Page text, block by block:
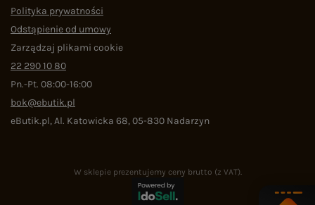
Polityka prywatności
Odstąpienie od umowy
Zarządzaj plikami cookie
22 290 10 80
Pn.-Pt. 08:00-16:00
bok@ebutik.pl
eButik.pl,Al. Katowicka 68,05-830 Nadarzyn
W sklepie prezentujemy ceny brutto (z VAT).